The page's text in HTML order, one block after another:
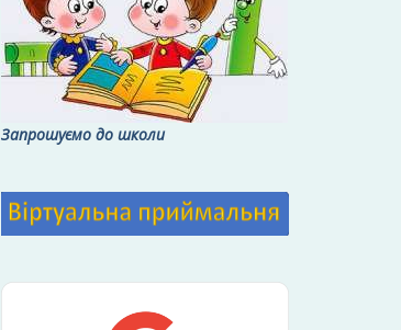
Запрошуємо до школи